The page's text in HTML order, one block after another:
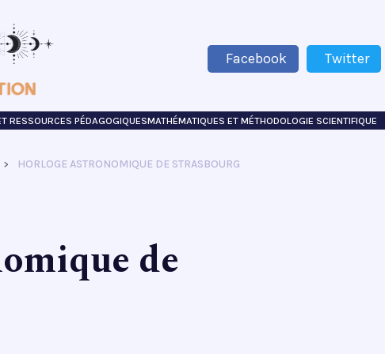
Facebook Twitter
RESSOURCES PÉDAGOGIQUESMATHÉMATIQUES ET MÉTHODOLOGIE SCIENTIFIQUE
HORLOGE ASTRONOMIQUE DE STRASBOURG
de